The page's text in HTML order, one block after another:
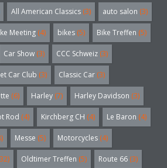
All American Classics (3) auto salon (3)
Meeting (4) bikes (5) Bike Treffen (5)
Car Show (3) CCC Schweiz (3)
Car Club (3) Classic Car (3)
(6) Harley (7) Harley Davidson (3)
Rod (4) Kirchberg CH (4) Le Baron (4)
Messe (5) Motorcycles (4)
Oldtimer Treffen (5) Route 66 (3)